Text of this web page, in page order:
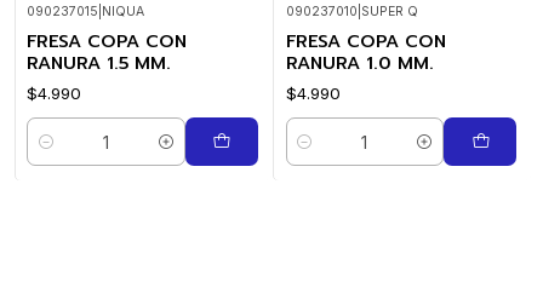
090237015 NIQUA
FRESA COPA CON
RANURA 1.5 MM.
$4.990
Cantidad
090237010 SUPER Q
FRESA COPA CON
RANURA 1.0 MM.
$4.990
Cantidad